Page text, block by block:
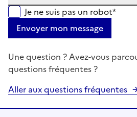
Je ne suis pas un robot*
Envoyer mon message
Une question ? Avez-vous
questions fréquentes ?
Aller aux questions fréquentes